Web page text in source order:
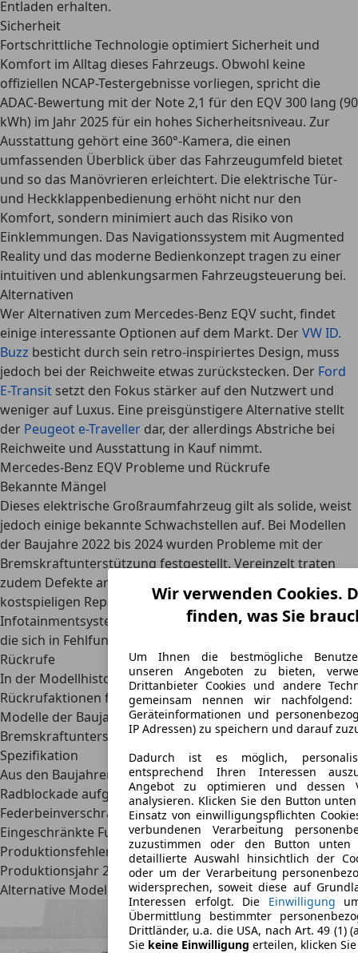
Entladen erhalten.
Sicherheit
Fortschrittliche Technologie optimiert Sicherheit und
Komfort im Alltag dieses Fahrzeugs. Obwohl keine
offiziellen NCAP-Testergebnisse vorliegen, spricht die
ADAC-Bewertung mit der Note 2,1 für den EQV 300 lang (90
kWh) im Jahr 2025 für ein hohes Sicherheitsniveau. Zur
Ausstattung gehört eine 360°-Kamera, die einen
umfassenden Überblick über das Fahrzeugumfeld bietet
und so das Manövrieren erleichtert. Die elektrische Tür-
und Heckklappenbedienung erhöht nicht nur den
Komfort, sondern minimiert auch das Risiko von
Einklemmungen. Das Navigationssystem mit Augmented
Reality und das moderne Bedienkonzept tragen zu einer
intuitiven und ablenkungsarmen Fahrzeugsteuerung bei.
Alternativen
Wer Alternativen zum Mercedes-Benz EQV sucht, findet
einige interessante Optionen auf dem Markt. DerVW ID.
Buzz besticht durch sein retro-inspiriertes Design, muss
jedoch bei der Reichweite etwas zurückstecken. Der Ford
E-Transit setzt den Fokus stärker auf den Nutzwert und
weniger auf Luxus. Eine preisgünstigere Alternative stellt
der Peugeot e-Traveller dar, der allerdings Abstriche bei
Reichweite und Ausstattung in Kauf nimmt.
Mercedes-Benz EQV Probleme und Rückrufe
Bekannte Mängel
Dieses elektrische Großraumfahrzeug gilt als solide, weist
jedoch einige bekannte Schwachstellen auf. Bei Modellen
der Baujahre 2022 bis 2024 wurden Probleme mit der
Bremskraftunterstützung festgestellt. Vereinzelt traten
zudem Defekte an der Antriebseinheit auf, die zu
kostspieligen Reparaturen führen können. Auch das
Infotainmentsystem zeigt gelegentlich Softwareprobleme,
die sich in Fehlfunktionen oder Ausfällen äußern können.
Rückrufe
In der Modellhistorie gab es insgesamt sechs
Rückrufaktionen für den Mercedes-Benz EQV.
Modelle der Baujahre 2022 bis 2024: Rückfallebene der
Bremskraftunterstützung entspricht nicht der
Spezifikation
Aus den Baujahren 2020 bis 2021 können mögliche
Radblockade aufgrund eingeschränkter
Federbeinverschraubung vorkommen.
Eingeschränkte Funktion der Seitenairbags durch
Produktionsfehler sind bei Fahrzeugen aus dem
Produktionsjahr 2021 möglich.
Alternative Modelle
Wir verwenden Cookies.
finden, was Sie
Um Ihnen die bestmögliche
unseren Angeboten zu bieten,
Drittanbieter Cookies und andere
gemeinsam nennen wir nachfolgend:
Geräteinformationen und
IP Adressen) zu speichern und darauf
Dadurch ist es möglich,
entsprechend Ihren Interessen
Angebot zu optimieren und dessen
analysieren. Klicken Sie den Button
Einsatz von einwilligungspflichten
verbundenen Verarbeitung
zuzustimmen oder den Button
detaillierte Auswahl hinsichtlich der
oder um der Verarbeitung
widersprechen, soweit diese auf
Interessen erfolgt. Die Einwilligung
Übermittlung bestimmter
Drittländer, u.a. die USA, nach Art. 49 (1)
Sie keine Einwilligung erteilen, klicken